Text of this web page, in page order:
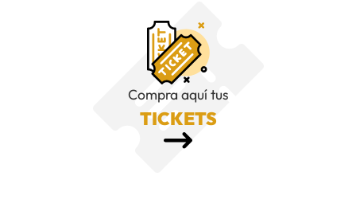
Compra aquí tus
TICKETS